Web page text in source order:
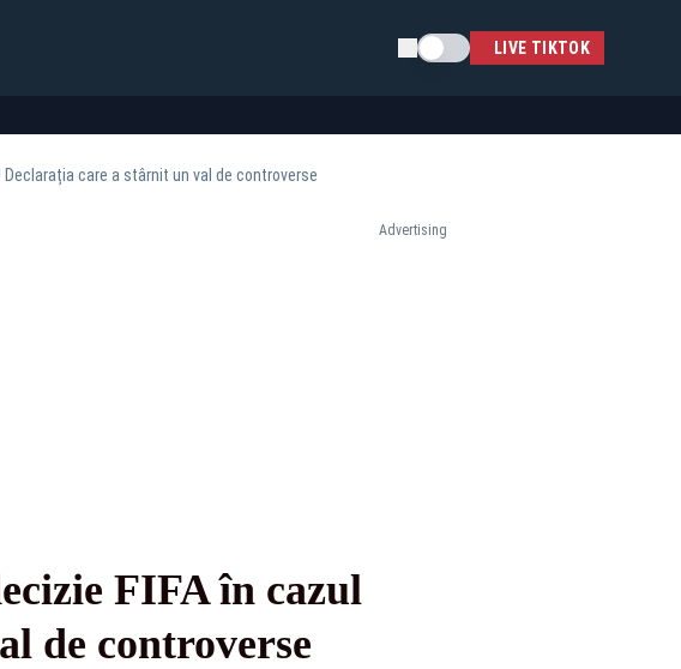
Schimba temaLIVE TIKTOK
care a stârnit un val de controverse
Advertising
FIFA în cazul
de controverse